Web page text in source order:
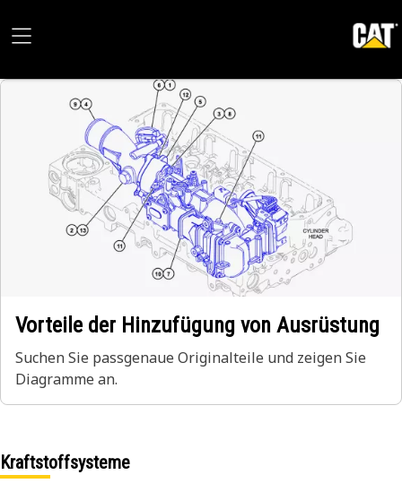
Vorteile der Hinzufügung von Ausrüstung
Suchen Sie passgenaue Originalteile und zeigen Sie
Diagramme an.
Kraftstoffsysteme